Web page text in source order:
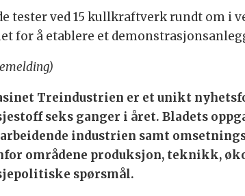
tester ved 15 kullkraftverk rundt om i
for å etablere et
Treindustrien er et unikt
seks ganger i året. Bladets
industrien samt
områdene produksjon, teknikk,
spørsmål.